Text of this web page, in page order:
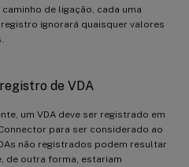
de ligação, cada uma
ignorará quaisquer valores
de VDA
um VDA deve ser registrado em
para ser considerado ao
não registrados podem resultar
de outra forma, estariam